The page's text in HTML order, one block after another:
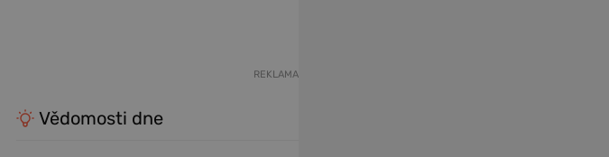
REKLAMA
Vědomosti dne